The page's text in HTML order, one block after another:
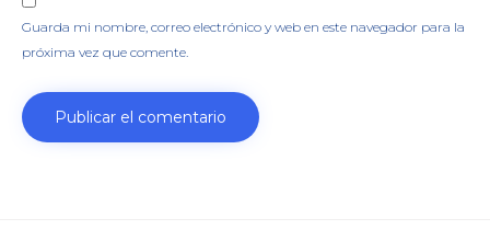
Guarda mi nombre, correo electrónico y web en este navegador para la
próxima vez que comente.